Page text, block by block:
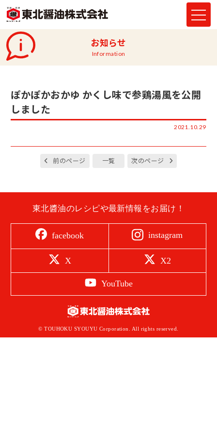
お知らせ
Information
ぽかぽかおかゆ かくし味で参鶏湯風を公開
しました
2021.10.29
前のページ 一覧 次のページ
東北醬油のレシピや最新情報をお届け！
facebook instagram
X X2
YouTube
© TOUHOKU SYOUYU Corporation. All rights reserved.